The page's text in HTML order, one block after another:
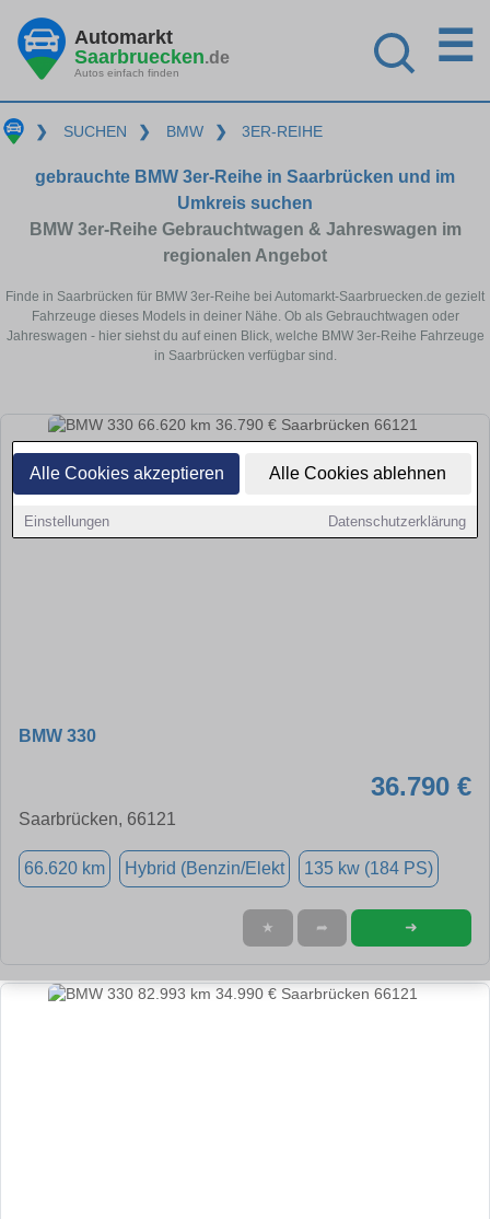
Alle Cookies akzeptieren Alle Cookies ablehnen
Einstellungen Datenschutzerklärung
Automarkt
Saarbruecken.de
Autos einfach finden
☰
❯ SUCHEN ❯ BMW ❯ 3ER-REIHE
gebrauchte BMW 3er-Reihe in Saarbrücken und im
Umkreis suchen
BMW 3er-Reihe Gebrauchtwagen & Jahreswagen im
regionalen Angebot
Finde in Saarbrücken für BMW 3er-Reihe bei Automarkt-Saarbruecken.de gezielt
Fahrzeuge dieses Models in deiner Nähe. Ob als Gebrauchtwagen oder
Jahreswagen - hier siehst du auf einen Blick, welche BMW 3er-Reihe Fahrzeuge
in Saarbrücken verfügbar sind.
BMW 330
36.790 €
Saarbrücken, 66121
66.620 km Hybrid (Benzin/Elekt 135 kw (184 PS)
★ ➦ ➜